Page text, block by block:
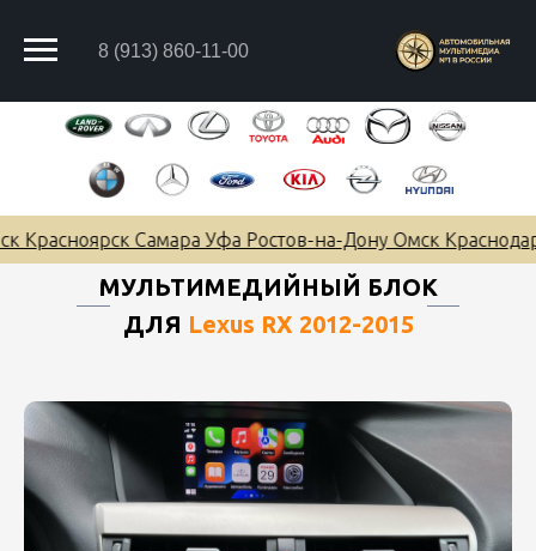
8 (913) 860-11-00
Самара Уфа Ростов-на-Дону Омск
МУЛЬТИМЕДИЙНЫЙ БЛОК
ДЛЯ Lexus RX 2012-2015